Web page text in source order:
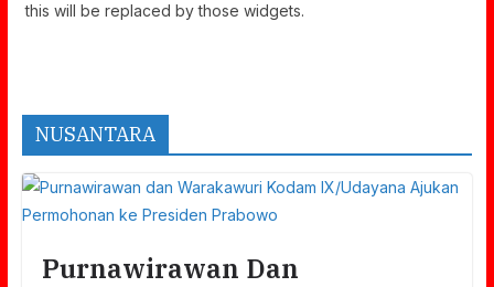
this will be replaced by those widgets.
NUSANTARA
Purnawirawan Dan